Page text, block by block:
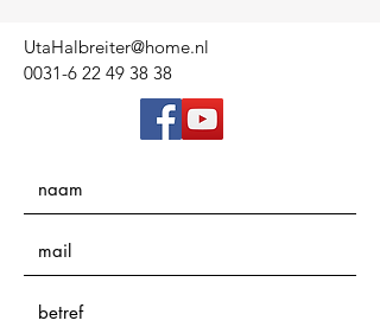
UtaHalbreiter@home.nl
0031-6 22 49 38 38